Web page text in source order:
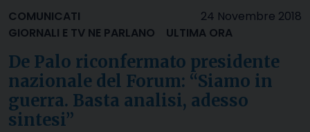
24 Novembre 2018
COMUNICATI
GIORNALI E TV NE PARLANO
ULTIMA ORA
De Palo riconfermato presidente
nazionale del Forum: “Siamo in
guerra. Basta analisi, adesso
sintesi”